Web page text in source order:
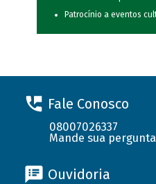
Patrocínio a eventos
Fale Conosco
08007026337
Mande sua pergunta
Ouvidoria